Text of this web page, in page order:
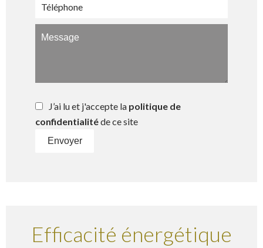
J’ai lu et j'accepte la politique de
confidentialitéde ce site
Envoyer
Efficacité énergétique